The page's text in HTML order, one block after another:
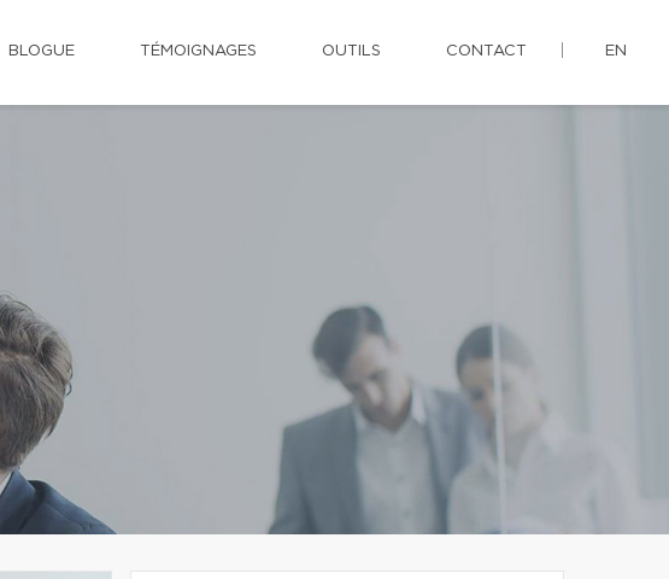
BLOGUE TÉMOIGNAGES OUTILS CONTACT EN